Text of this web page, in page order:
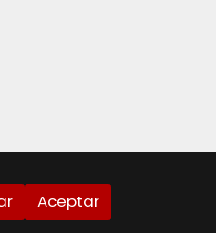
Aceptar